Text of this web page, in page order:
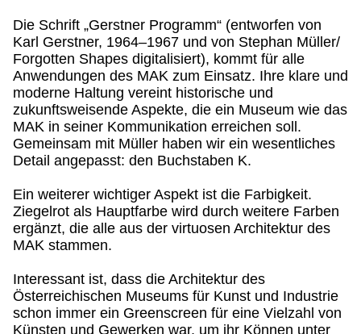
Die Schrift „Gerstner Programm“ (entworfen von
Karl Gerstner, 1964–1967 und von Stephan Müller/
Forgotten Shapes digitalisiert), kommt für alle
Anwendungen des MAK zum Einsatz. Ihre klare und
moderne Haltung vereint historische und
zukunftsweisende Aspekte, die ein Museum wie das
MAK in seiner Kommunikation erreichen soll.
Gemeinsam mit Müller haben wir ein wesentliches
Detail angepasst: den Buchstaben K.
Ein weiterer wichtiger Aspekt ist die Farbigkeit.
Ziegelrot als Hauptfarbe wird durch weitere Farben
ergänzt, die alle aus der virtuosen Architektur des
MAK stammen.
Interessant ist, dass die Architektur des
Österreichischen Museums für Kunst und Industrie
schon immer ein Greenscreen für eine Vielzahl von
Künsten und Gewerken war, um ihr Können unter